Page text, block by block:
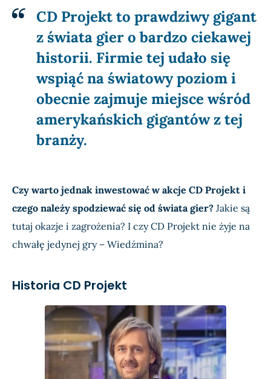
CD Projekt to prawdziwy gigant
z świata gier o bardzo ciekawej
historii. Firmie tej udało się
wspiąć na światowy poziom i
obecnie zajmuje miejsce wśród
amerykańskich gigantów z tej
branży.
Czy warto jednak inwestować w akcje CD Projekt i
czego należy spodziewać się od świata gier? Jakie są
tutaj okazje i zagrożenia? I czy CD Projekt nie żyje na
chwałę jedynej gry – Wiedźmina?
Historia CD Projekt